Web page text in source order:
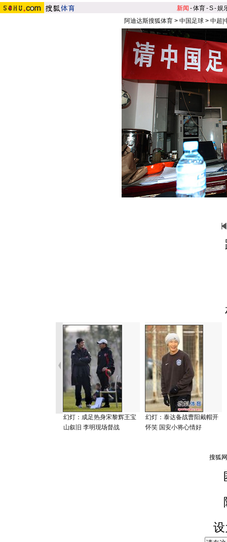
新闻 -体育-S-娱
阿迪达斯搜狐体育 > 中国足球 > 中超|
幻灯：成足热身宋黎辉王宝
山叙旧 李明现场督战
幻灯：泰达备战曹阳戴帽开
怀笑 国安小将心情好